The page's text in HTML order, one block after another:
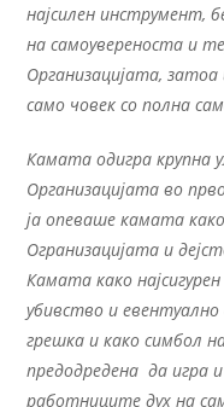
најсилен инструмент,
на самоувереноста и
Организацијата,
само човек со полна
Камата одигра крупна
Организацијата во
ја опеваше камата
Огранизацијата и
Камата како
убивство и
грешка и како симбол
предодредена да игра
работниците дух на